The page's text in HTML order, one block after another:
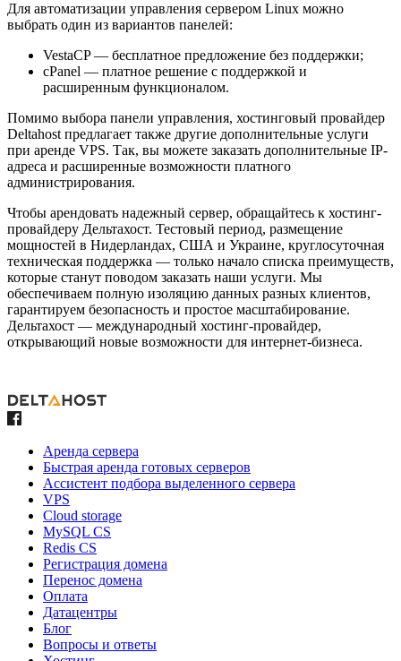
Для автоматизации управления сервером Linux можно
выбрать один из вариантов панелей:
VestaCP — бесплатное предложение без поддержки;
cPanel — платное решение с поддержкой и
расширенным функционалом.
Помимо выбора панели управления, хостинговый провайдер
Deltahost предлагает также другие дополнительные услуги
при аренде VPS. Так, вы можете заказать дополнительные IP-
адреса и расширенные возможности платного
администрирования.
Чтобы арендовать надежный сервер, обращайтесь к хостинг-
провайдеру Дельтахост. Тестовый период, размещение
мощностей в Нидерландах, США и Украине, круглосуточная
техническая поддержка — только начало списка преимуществ,
которые станут поводом заказать наши услуги. Мы
обеспечиваем полную изоляцию данных разных клиентов,
гарантируем безопасность и простое масштабирование.
Дельтахост — международный хостинг-провайдер,
открывающий новые возможности для интернет-бизнеса.
Аренда сервера
Быстрая аренда готовых серверов
Ассистент подбора выделенного сервера
VPS
Cloud storage
MySQL CS
Redis CS
Регистрация домена
Перенос домена
Оплата
Датацентры
Блог
Вопросы и ответы